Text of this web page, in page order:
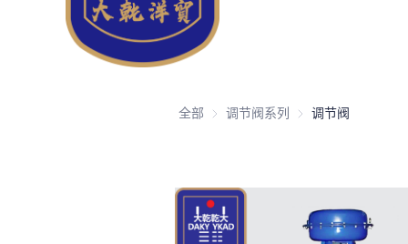
全部 调节阀系列 调节阀系列
调节阀